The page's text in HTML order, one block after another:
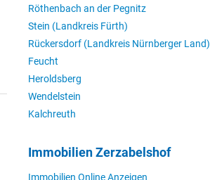
Röthenbach an der Pegnitz
Stein (Landkreis Fürth)
Rückersdorf (Landkreis Nürnberger Land)
Feucht
Heroldsberg
Wendelstein
Kalchreuth
Immobilien Zerzabelshof
Immobilien Online Anzeigen